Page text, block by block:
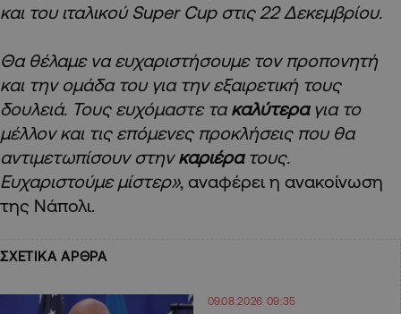
και του ιταλικού Super Cup στις 22 Δεκεμβρίου.
Θα θέλαμε να ευχαριστήσουμε τον προπονητή
και την ομάδα του για την εξαιρετική τους
δουλειά. Τους ευχόμαστε τα καλύτεραγια το
μέλλον και τις επόμενες προκλήσεις που θα
αντιμετωπίσουν στηνκαριέρατους.
Ευχαριστούμε μίστερ», αναφέρει η ανακοίνωση
της Νάπολι.
ΣΧΕΤΙΚΑ ΑΡΘΡΑ
09.08.2026 09:35